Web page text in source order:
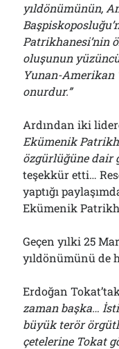
yıldönümünün,
Patrikhanesi’nin
oluşunun
Yunan-
onurdur.”
Ardından iki
Ekümenik
özgürlüğüne dair
teşekkür etti…
yaptığı
Ekümenik
Geçen yılki 25
yıldönümünü de
Erdoğan
zaman başka…
büyük terör
çetelerine Tokat